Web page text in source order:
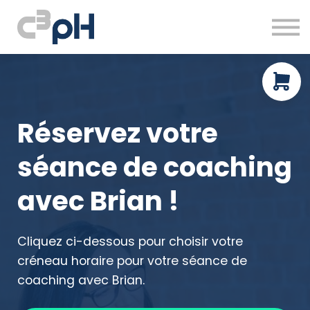
Ressources gratuites
Prendre rendez-vous
Réservez votre
séance de coaching
avec Brian !
Cliquez ci-dessous pour choisir votre
créneau horaire pour votre séance de
coaching avec Brian.